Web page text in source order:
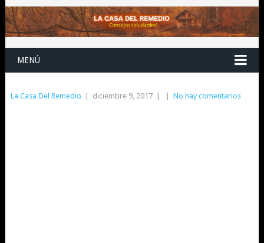
MENÚ
La Casa Del Remedio diciembre 9, 2017 No hay comentarios